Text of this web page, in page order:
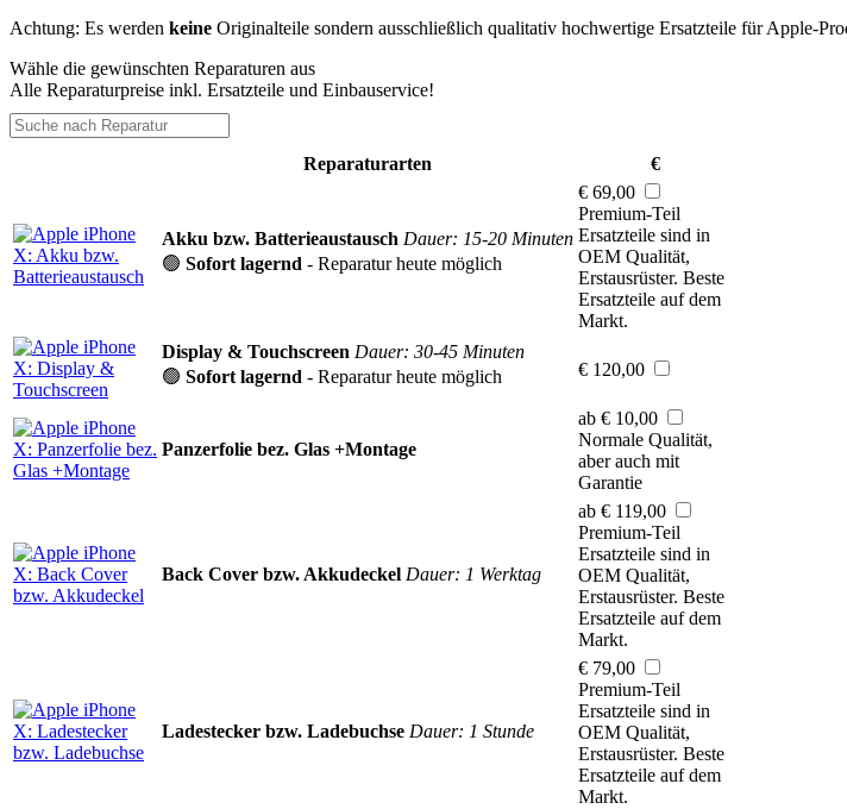
Achtung: Es werden keine Originalteile sondern ausschließlich qualitativ hochwertige Ersatzteile für Apple-
Wähle die gewünschten Reparaturen aus
Alle Reparaturpreise inkl. Ersatzteile und Einbauservice!
Reparaturarten €
Akku bzw. Batterieaustausch Dauer: 15-20 Minuten
🟢 Sofort lagernd - Reparatur heute möglich
€ 69,00
Premium-Teil
Ersatzteile sind in
OEM Qualität,
Erstausrüster. Beste
Ersatzteile auf dem
Markt.
Display & Touchscreen Dauer: 30-45 Minuten
🟢 Sofort lagernd - Reparatur heute möglich € 120,00
Panzerfolie bez. Glas +Montage
ab € 10,00
Normale Qualität,
aber auch mit
Garantie
Back Cover bzw. Akkudeckel Dauer: 1 Werktag
ab € 119,00
Premium-Teil
Ersatzteile sind in
OEM Qualität,
Erstausrüster. Beste
Ersatzteile auf dem
Markt.
Ladestecker bzw. Ladebuchse Dauer: 1 Stunde
€ 79,00
Premium-Teil
Ersatzteile sind in
OEM Qualität,
Erstausrüster. Beste
Ersatzteile auf dem
Markt.